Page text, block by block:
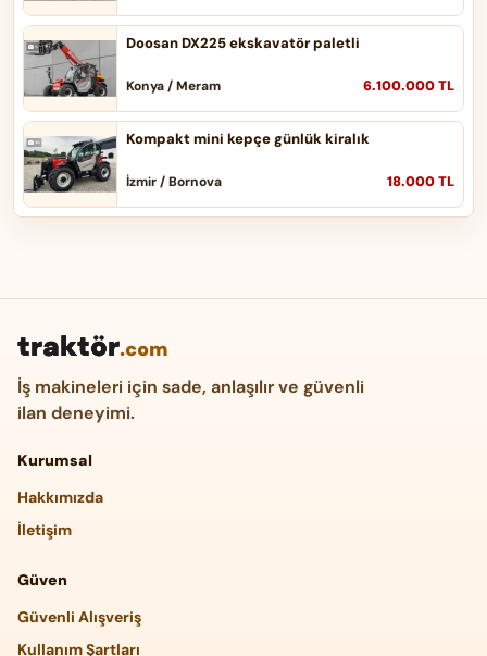
Doosan DX225 ekskavatör paletli
6.100.000 TL
Konya / Meram
Kompakt mini kepçe günlük kiralık
18.000 TL
İzmir / Bornova
traktör.com
İş makineleri için sade, anlaşılır ve güvenli
ilan deneyimi.
Kurumsal
Hakkımızda
İletişim
Güven
Güvenli Alışveriş
Kullanım Şartları